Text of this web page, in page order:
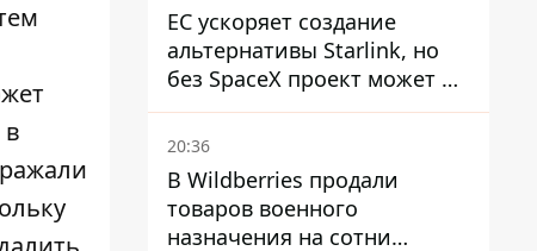
ЕС ускоряет создание
альтернативы Starlink, но
без SpaceX проект может не
обойтись
20:36
В Wildberries продали
товаров военного
назначения на сотни